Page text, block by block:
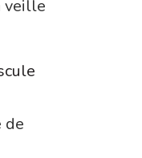
veille
de